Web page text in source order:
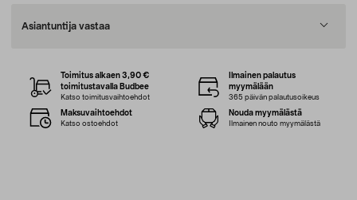
Asiantuntija vastaa
Toimitus alkaen 3,90 €
toimitustavalla Budbee
Katso toimitusvaihtoehdot
Ilmainen palautus
myymälään
365 päivän palautusoikeus
Maksuvaihtoehdot
Katso ostoehdot
Nouda myymälästä
Ilmainen nouto myymälästä